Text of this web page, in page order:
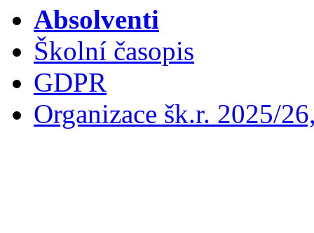
Absolventi
Školní časopis
GDPR
Organizace šk.r. 2025/